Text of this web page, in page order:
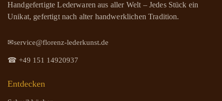
Handgefertigte Lederwaren aus aller Welt – Jedes Stück ein
Unikat, gefertigt nach alter handwerklichen Tradition.
✉service@florenz-lederkunst.de
☎ +49 151 14920937
Entdecken